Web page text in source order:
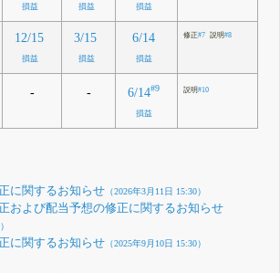
損益 損益 損益
12/15
損益
3/15
損益
6/14
損益
修正#7 説明#8
- - 6/14#9
損益
説明#10
に関するお知らせ（2026年3月11日 15:30）
および配当予想の修正に関するお知らせ
に関するお知らせ（2025年9月10日 15:30）